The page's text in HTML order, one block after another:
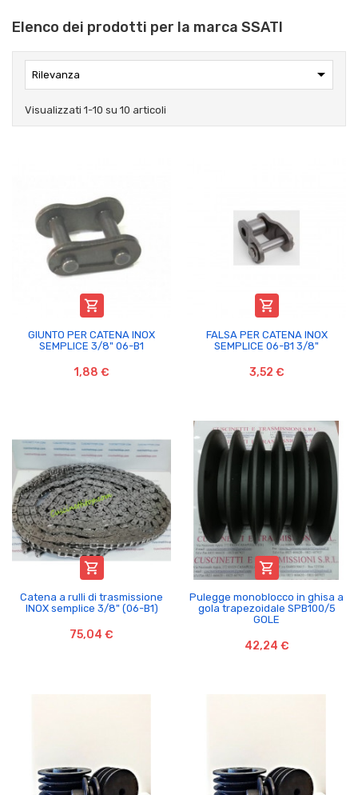
Elenco dei prodotti per la marca SSATI
Rilevanza 
Visualizzati 1-10 su 10 articoli

GIUNTO PER CATENA INOX
SEMPLICE 3/8" 06-B1
1,88 €

FALSA PER CATENA INOX
SEMPLICE 06-B1 3/8"
3,52 €

Catena a rulli di trasmissione
INOX semplice 3/8" (06-B1)
75,04 €

Pulegge monoblocco in ghisa a
gola trapezoidale SPB100/5
GOLE
42,24 €